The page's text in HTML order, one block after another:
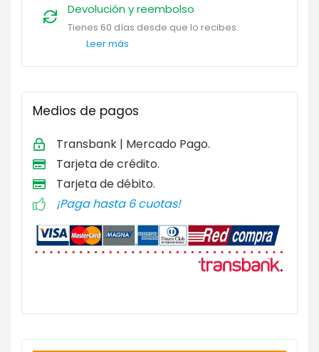
Devolución y reembolso
Tienes 60 días desde que lo recibes.
Leer más
Medios de pagos
Transbank | Mercado Pago.
Tarjeta decrédito.
Tarjeta de débito.
¡Paga hasta 6 cuotas!